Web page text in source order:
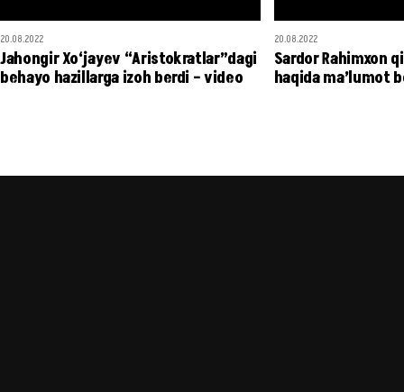
20.08.2022
Jahongir Xo‘jayev “Aristokratlar”dagi
behayo hazillarga izoh berdi – video
20.08.2022
Sardor Rahimxon
haqida ma’lumot